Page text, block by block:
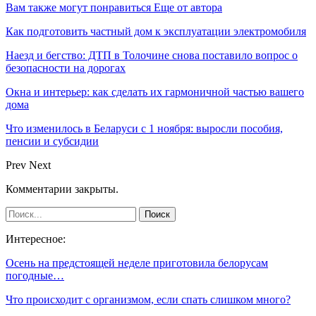
Вам также могут понравиться Еще от автора
Как подготовить частный дом к эксплуатации электромобиля
Наезд и бегство: ДТП в Толочине снова поставило вопрос о
безопасности на дорогах
Окна и интерьер: как сделать их гармоничной частью вашего
дома
Что изменилось в Беларуси с 1 ноября: выросли пособия,
пенсии и субсидии
Prev Next
Комментарии закрыты.
Интересное:
Осень на предстоящей неделе приготовила белорусам
погодные…
Что происходит с организмом, если спать слишком много?